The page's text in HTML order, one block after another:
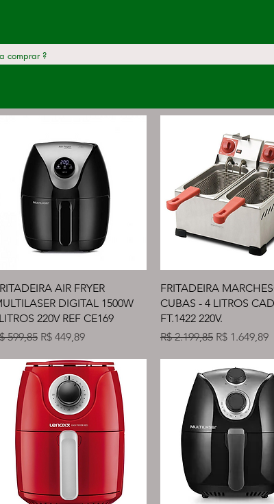
Visualização rápida
AIR FRYER
DIGITAL 1500W
220V REF CE169
normal
599,85 Preço promocional
R$ 449,89
Visualização
FRITADEIRA
CUBAS - 4 LITROS
FT.1422 220V.
Preço normal
R$ 2.199,85 Preço
R$ 1.649,89